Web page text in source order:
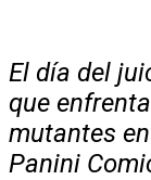
El día del
que
mutantes
Panini